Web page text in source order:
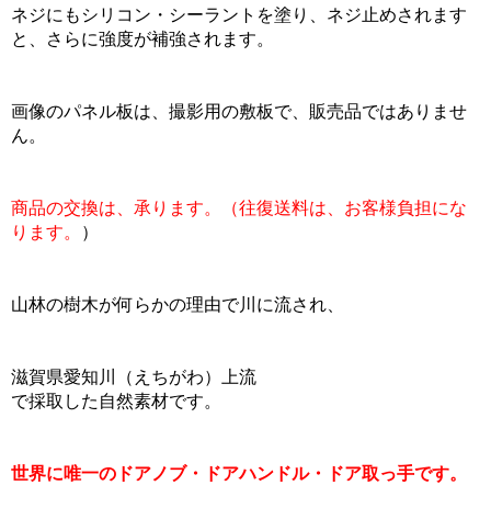
ネジにもシリコン・シーラントを塗り、ネジ止めされます
と、さらに強度が補強されます。
画像のパネル板は、撮影用の敷板で、販売品ではありませ
ん。
商品の交換は、承ります。（往復送料は、お客様負担にな
ります。
）
山林の樹木が何らかの理由で川に流され、
滋賀県愛知川（えちがわ）上流
で採取した自然素材です。
世界に唯一のドアノブ・ドアハンドル・ドア取っ手です。